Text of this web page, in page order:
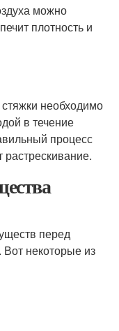
можно
плотность и
необходимо
в течение
процесс
растрескивание.
перед
некоторые из